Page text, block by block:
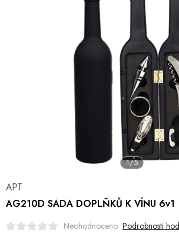
Chovatelské potřeby
Dětské zboží a hračky
APT
AG210D SADA DOPLŇKŮ K VÍNU 6v1
Neohodnoceno Podrobnosti
1/5